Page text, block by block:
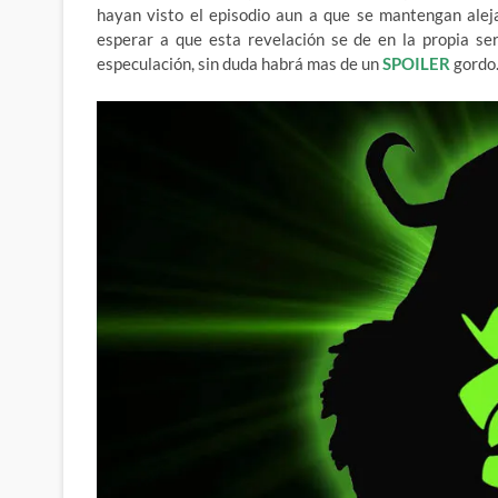
hayan visto el episodio aun a que se mantengan
esperar a que esta revelación se de en la propia
especulación, sin duda habrá mas de unSPOILER gordo.